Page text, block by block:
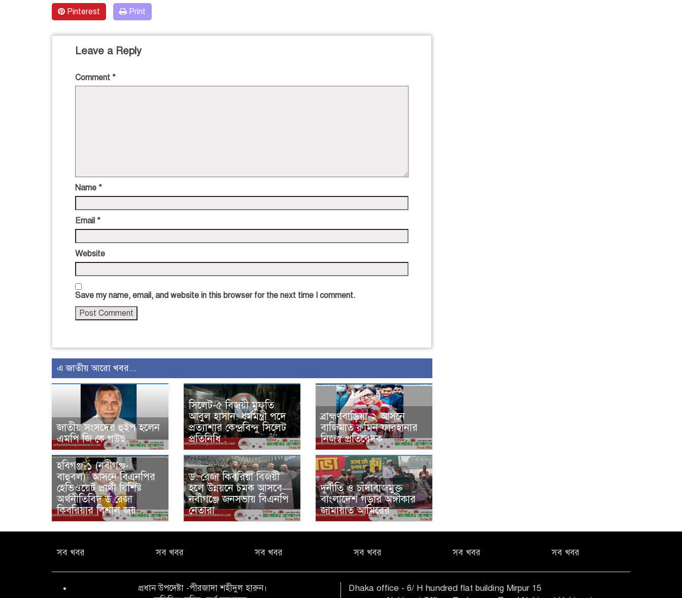
Pinterest Print
Leave a Reply
Comment *
Name *
Email *
Website
Save my name, email, and website in this browser for the next time I comment.
এ জাতীয় আরো খবর...
জাতীয় সংসদের হুইপ হলেন
এমপি জি কে গউছ
সিলেট-৫ বিজয়ী মুফতি
আবুল হাসান: ধর্মমন্ত্রী পদে
প্রত্যাশার কেন্দ্রবিন্দু সিলেট
প্রতিনিধি :
ব্রাহ্মণবাড়িয়া-২ আসনে
বাজিমাত রুমিন ফারহানার
নিজস্ব প্রতিবেদক
হবিগঞ্জ-১ (নবীগঞ্জ-
বাহুবল) আসনে বিএনপির
হেভিওয়েট প্রার্থী বিশিষ্ট
অর্থনীতিবিদ ড.রেজা
কিবরিয়ার বিশাল জয়
ড. রেজা কিবরিয়া বিজয়ী
হলে উন্নয়নে চমক আসবে—
নবীগঞ্জে জনসভায় বিএনপি
নেতারা
দুর্নীতি ও চাঁদাবাজমুক্ত
বাংলাদেশ গড়ার অঙ্গীকার
জামায়াত আমিরের
সব খবর সব খবর সব খবর সব খবর সব খবর সব খবর
প্রধান উপদেষ্টা -পীরজাদা শহীদুল হারুন।
Dhaka office - 6/ H hundred flat building Mirpur 15